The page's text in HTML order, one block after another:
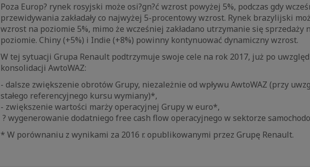
Poza Europ? rynek rosyjski może osi?gn?ć wzrost powyżej 5%, podczas gdy
przewidywania zakładały co najwyżej 5-procentowy wzrost. Rynek brazylijski
wzrost na poziomie 5%, mimo że wcześniej zakładano utrzymanie się sprzedaży
poziomie. Chiny (+5%) i Indie (+8%) powinny kontynuować dynamiczny wzrost.
W tej sytuacji Grupa Renault podtrzymuje swoje cele na rok 2017, już po
konsolidacji AwtoWAZ:
- dalsze zwiększenie obrotów Grupy, niezależnie od wpływu AwtoWAZ (przy
stałego referencyjnego kursu wymiany)*,
- zwiększenie wartości marży operacyjnej Grupy w euro*,
? wygenerowanie dodatniego free cash flow operacyjnego w sektorze
* W porównaniu z wynikami za 2016 r. opublikowanymi przez Grupę Renault.